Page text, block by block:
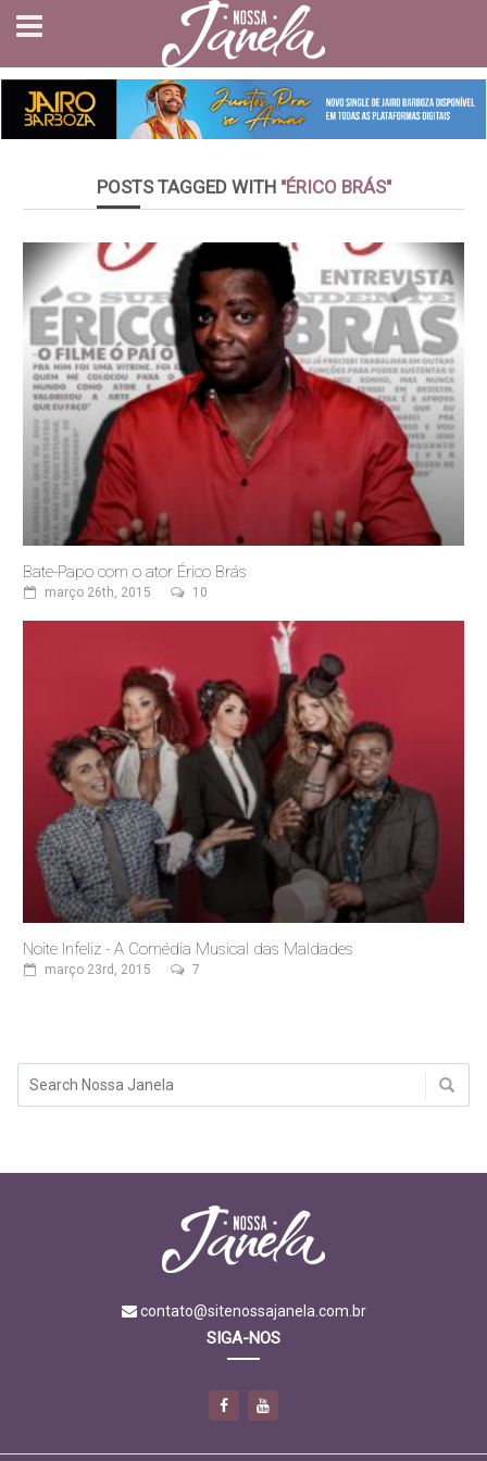
POSTS TAGGED WITH "ÉRICO BRÁS"
Bate-Papo com o ator Érico Brás
março 26th, 2015 10
Noite Infeliz - A Comédia Musical das Maldades
março 23rd, 2015 7
contato@sitenossajanela.com.br
SIGA-NOS